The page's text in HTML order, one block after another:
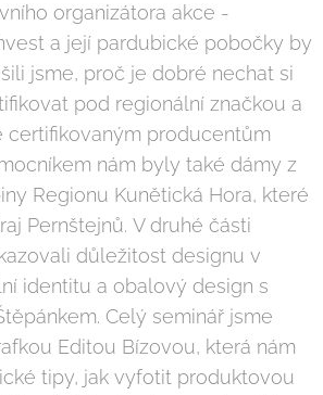
organizátora akce -
a její pardubické pobočky by
jsme, proč je dobré nechat si
pod regionální značkou a
certifikovaným producentům
nám byly také dámy z
Regionu Kunětická Hora, které
Pernštejnů. V druhé části
důležitost designu v
identitu a obalový design s
Celý seminář jsme
Editou Bízovou, která nám
tipy, jak vyfotit produktovou